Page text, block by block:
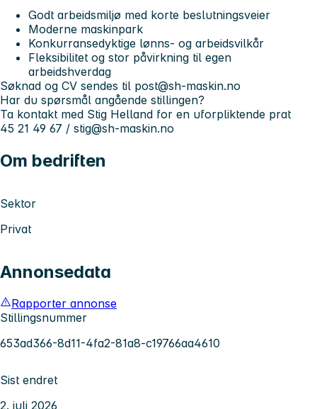
Godt arbeidsmiljø med korte beslutningsveier
Moderne maskinpark
Konkurransedyktige lønns- og arbeidsvilkår
Fleksibilitet og stor påvirkning til egen
arbeidshverdag
Søknad og CV sendes til post@sh-maskin.no
Har du spørsmål angående stillingen?
Ta kontakt med Stig Helland for en uforpliktende prat
45 21 49 67 / stig@sh-maskin.no
Om bedriften
Sektor
Privat
Annonsedata
Rapporter annonse
Stillingsnummer
653ad366-8d11-4fa2-81a8-c19766aa4610
Sist endret
2. juli 2026